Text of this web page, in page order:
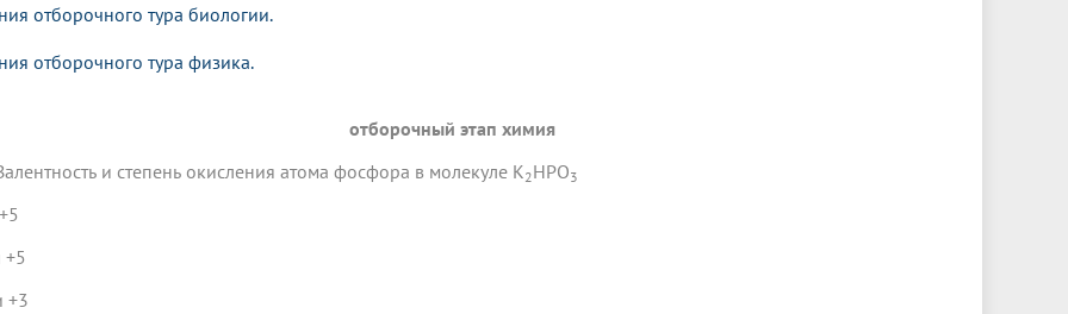
отборочного тура биологии.
отборочного тура физика.
отборочный этап химия
и степень окисления атома фосфора в молекуле K2HPO3
+5
+3